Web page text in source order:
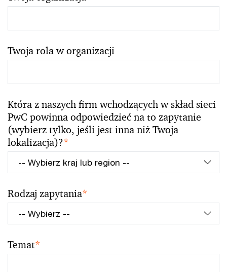
Twoja rola w organizacji
Która z naszych firm wchodzących w skład sieci
PwC powinna odpowiedzieć na to zapytanie
(wybierz tylko, jeśli jest inna niż Twoja
lokalizacja)?*
Rodzaj zapytania*
Temat*